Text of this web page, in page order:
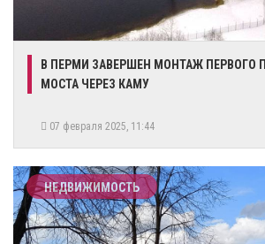
В ПЕРМИ ЗАВЕРШЕН МОНТАЖ ПЕРВОГО
МОСТА ЧЕРЕЗ КАМУ
07 февраля 2025, 11:44
НЕДВИЖИМОСТЬ